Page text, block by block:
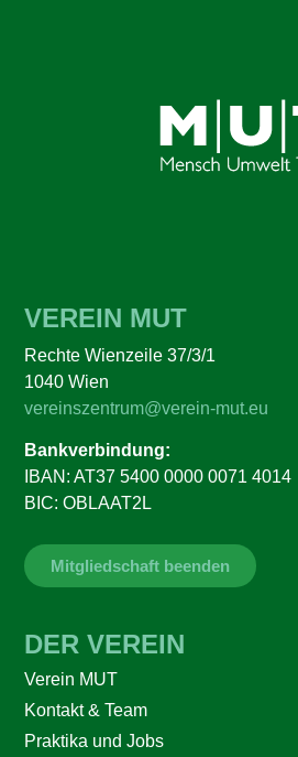
VEREIN MUT
Rechte Wienzeile 37/3/1
1040 Wien
vereinszentrum@verein-mut.eu
Bankverbindung:
IBAN: AT37 5400 0000 0071 4014
BIC: OBLAAT2L
Mitgliedschaft beenden
DER VEREIN
Verein MUT
Kontakt & Team
Praktika und Jobs